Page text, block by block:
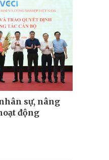
sự, nâng
động